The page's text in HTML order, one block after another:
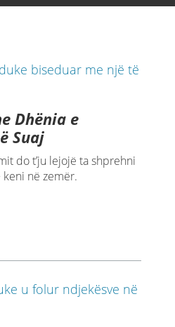
Dhënia e
Suaj
do t’ju lejojë ta shprehni
në zemër.